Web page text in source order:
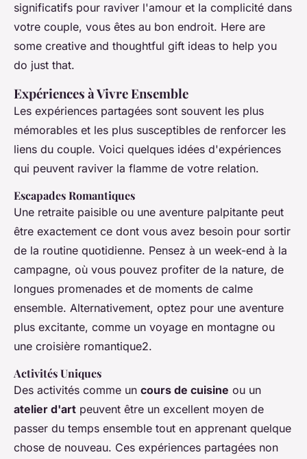
Nathan • 16 janvier 2025 6 min de lecture
significatifs pour raviver l'amour et la complicité dans
votre couple, vous êtes au bon endroit. Here are
some creative and thoughtful gift ideas to help you
do just that.
Expériences à Vivre Ensemble
Les expériences partagées sont souvent les plus
mémorables et les plus susceptibles de renforcer les
liens du couple. Voici quelques idées d'expériences
qui peuvent raviver la flamme de votre relation.
Escapades Romantiques
Une retraite paisible ou une aventure palpitante peut
être exactement ce dont vous avez besoin pour sortir
de la routine quotidienne. Pensez à un week-end à la
campagne, où vous pouvez profiter de la nature, de
longues promenades et de moments de calme
ensemble. Alternativement, optez pour une aventure
plus excitante, comme un voyage en montagne ou
une croisière romantique2.
Activités Uniques
Des activités comme un cours de cuisine ou un
atelier d'art peuvent être un excellent moyen de
passer du temps ensemble tout en apprenant quelque
chose de nouveau. Ces expériences partagées non